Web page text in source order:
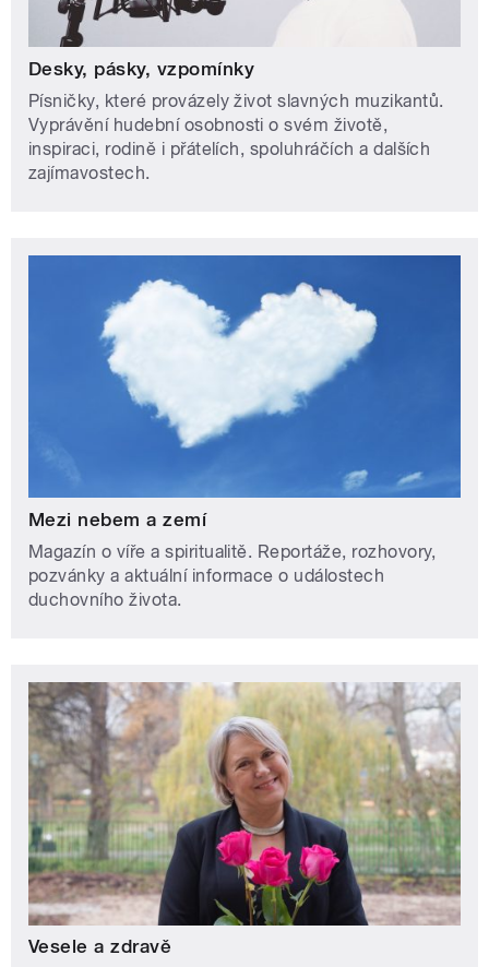
Desky, pásky, vzpomínky
Písničky, které provázely život slavných muzikantů.
Vyprávění hudební osobnosti o svém životě,
inspiraci, rodině i přátelích, spoluhráčích a dalších
zajímavostech.
Mezi nebem a zemí
Magazín o víře a spiritualitě. Reportáže, rozhovory,
pozvánky a aktuální informace o událostech
duchovního života.
Vesele a zdravě